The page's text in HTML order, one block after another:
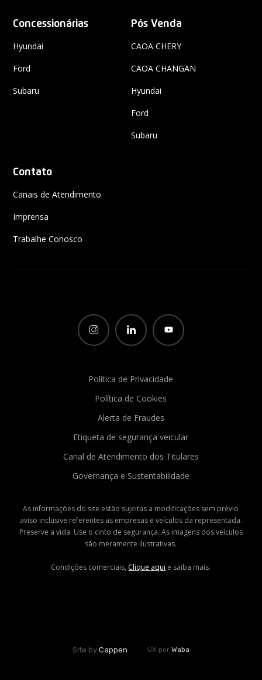
Concessionárias
Hyundai
Ford
Subaru
Pós Venda
CAOA CHERY
CAOA CHANGAN
Hyundai
Ford
Subaru
Contato
Canais de Atendimento
Imprensa
Trabalhe Conosco
Política de Privacidade
Política de Cookies
Alerta de Fraudes
Etiqueta de segurança veicular
Canal de Atendimento dos Titulares
Governança e Sustentabilidade
As informações do site estão sujeitas a modificações sem prévio
aviso inclusive referentes as empresas e veículos da representada.
Preserve a vida. Use o cinto de segurança. As imagens dos veículos
são meramente ilustrativas.
Condições comerciais, Clique aqui e saiba mais.
UX por Waba